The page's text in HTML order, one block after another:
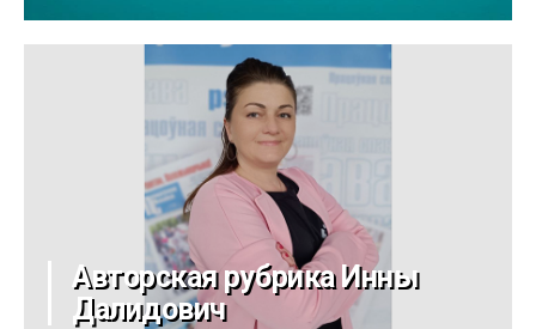
Авторская рубрика Инны
Далидович